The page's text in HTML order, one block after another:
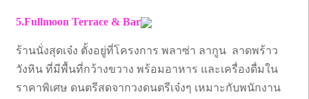
5.Fullmoon Terrace & Bar
ร้านนั่งสุดเจ๋ง ตั้งอยู่ที่โครงการ พลาซ่า ลากูน ลาดพร้าว
วังหิน ที่มีพื้นที่กว้างขวาง พร้อมอาหาร และเครื่องดื่มใน
ราคาพิเศษ ดนตรีสดจากวงดนตรีเจ๋งๆ เหมาะกับพนักงาน